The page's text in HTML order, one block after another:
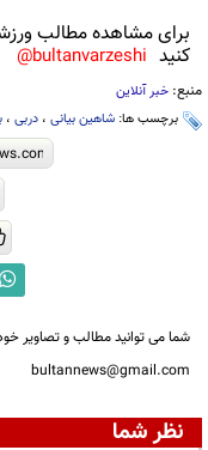
برای مشاهده مطالب
کنید bultanvarzeshi@
منبع: خبر آنلاین
برچسب ها: شاهین بیانی ، دربی ،
شما می توانید مطالب و تصاویر
bultannews@gmail.com
نظر شما